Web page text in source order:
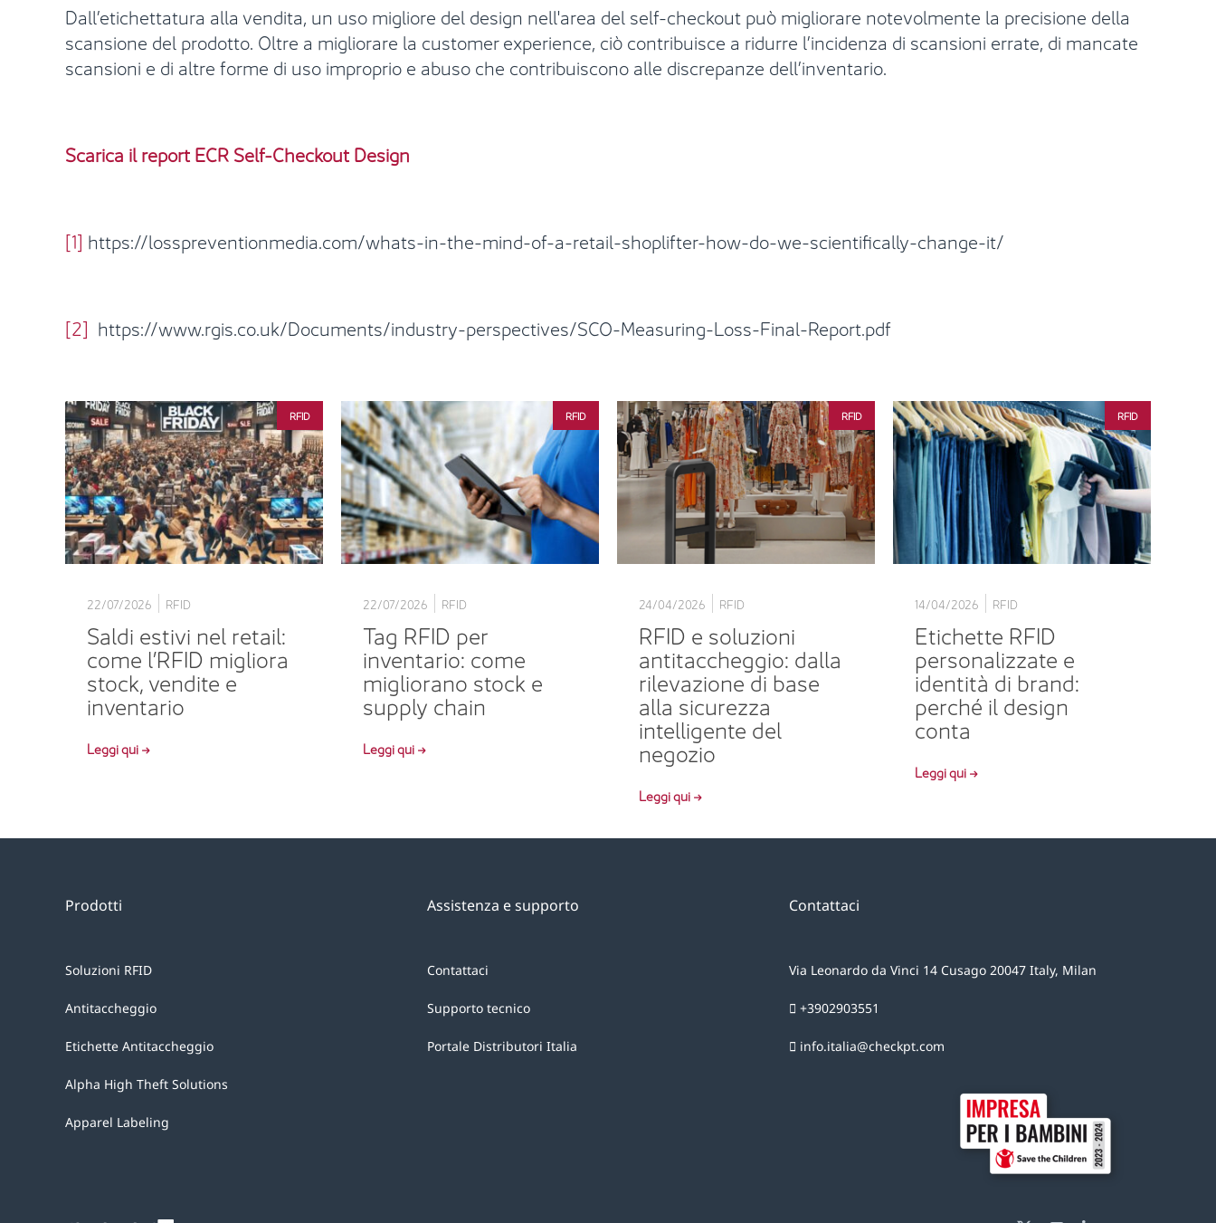
Dall’etichettatura alla vendita, un uso migliore del design nell'area del self-checkout può migliorare notevolmente la precisione della
scansione del prodotto. Oltre a migliorare la customer experience, ciò contribuisce a ridurre l’incidenza di scansioni errate, di mancate
scansioni e di altre forme di uso improprio e abuso che contribuiscono alle discrepanze dell’inventario.
Scarica il report ECR Self-Checkout Design
[1] https://losspreventionmedia.com/whats-in-the-mind-of-a-retail-shoplifter-how-do-we-scientifically-change-it/
[2] https://www.rgis.co.uk/Documents/industry-perspectives/SCO-Measuring-Loss-Final-Report.pdf
RFID
22/07/2026 RFID
Saldi estivi nel retail:
come l’RFID migliora
stock, vendite e
inventario
Leggi qui →
RFID
22/07/2026 RFID
Tag RFID per
inventario: come
migliorano stock e
supply chain
Leggi qui →
RFID
24/04/2026 RFID
RFID e soluzioni
antitaccheggio: dalla
rilevazione di base
alla sicurezza
intelligente del
negozio
Leggi qui →
RFID
14/04/2026 RFID
Etichette RFID
personalizzate e
identità di brand:
perché il design
conta
Leggi qui →
Prodotti
Soluzioni RFID
Antitaccheggio
Etichette Antitaccheggio
Alpha High Theft Solutions
Apparel Labeling
Assistenza e supporto
Contattaci
Supporto tecnico
Portale Distributori Italia
Contattaci
Via Leonardo da Vinci 14 Cusago 20047 Italy, Milan
+3902903551
info.italia@checkpt.com